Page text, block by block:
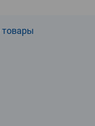
товары